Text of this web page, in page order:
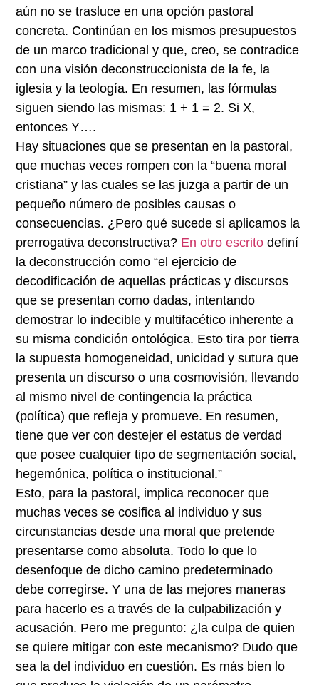
aún no se trasluce en una opción pastoral
concreta. Continúan en los mismos presupuestos
de un marco tradicional y que, creo, se contradice
con una visión deconstruccionista de la fe, la
iglesia y la teología. En resumen, las fórmulas
siguen siendo las mismas: 1 + 1 = 2. Si X,
entonces Y….
Hay situaciones que se presentan en la pastoral,
que muchas veces rompen con la “buena moral
cristiana” y las cuales se las juzga a partir de un
pequeño número de posibles causas o
consecuencias. ¿Pero qué sucede si aplicamos la
prerrogativa deconstructiva? En otro escrito definí
la deconstrucción como “el ejercicio de
decodificación de aquellas prácticas y discursos
que se presentan como dadas, intentando
demostrar lo indecible y multifacético inherente a
su misma condición ontológica. Esto tira por tierra
la supuesta homogeneidad, unicidad y sutura que
presenta un discurso o una cosmovisión, llevando
al mismo nivel de contingencia la práctica
(política) que refleja y promueve. En resumen,
tiene que ver con destejer el estatus de verdad
que posee cualquier tipo de segmentación social,
hegemónica, política o institucional.”
Esto, para la pastoral, implica reconocer que
muchas veces se cosifica al individuo y sus
circunstancias desde una moral que pretende
presentarse como absoluta. Todo lo que lo
desenfoque de dicho camino predeterminado
debe corregirse. Y una de las mejores maneras
para hacerlo es a través de la culpabilización y
acusación. Pero me pregunto: ¿la culpa de quien
se quiere mitigar con este mecanismo? Dudo que
sea la del individuo en cuestión. Es más bien lo